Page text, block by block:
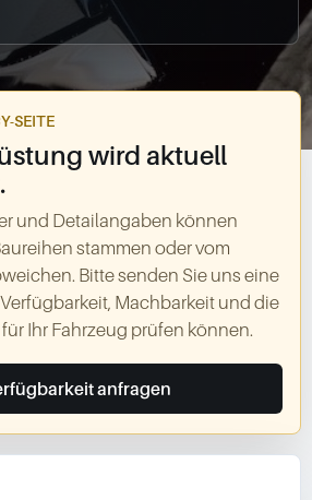
SEITE
wird aktuell
und Detailangaben können
stammen oder vom
Bitte senden Sie uns eine
Machbarkeit und die
Ihr Fahrzeug prüfen können.
anfragen